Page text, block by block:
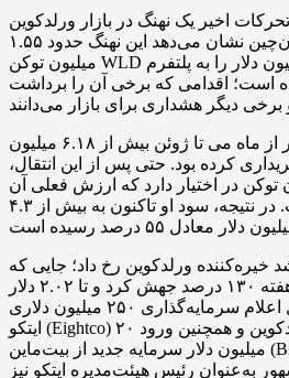
تحرکات اخیر یک نهنگ در بازار ورلدکوین (WLD) توجه زیادی را
جلب کرده است. داده‌های آن‌چین نشان می‌دهد این نهنگ حدود ۱.۵۵
میلیون توکن WLD به ارزش ۲.۶۹ میلیون دلار را به پلتفرم
است؛ اقدامی که برخی آن را برداشت
این سرمایه‌گذار از ماه می تا ژوئن بیش از ۶.۱۸ میلیون WLD با
۱.۲۵ دلار خریداری کرده بود. حتی پس از این انتقال،
۴.۶۴ میلیون توکن در اختیار دارد که ارزش فعلی آن
حدود ۹.۳۶ میلیون دلار است. در نتیجه، سود او تاکنون به بیش از ۴.۳
خیره‌کننده ورلدکوین رخ داد؛ جایی که
قیمت این توکن طی یک هفته ۱۳۰ درصد جهش کرد و تا ۲.۰۲ دلار
بالا رفت. این جهش به دنبال اعلام سرمایه‌گذاری ۲۵۰ میلیون دلاری
ایتکو (Eightco) برای ایجاد خزانه ورلدکوین و همچنین ورود ۲۰
میلیون دلار سرمایه جدید از بیت‌ماین (BitMine) اتفاق افتاد. انتصاب
به‌عنوان رئیس هیئت‌مدیره ایتکو نیز